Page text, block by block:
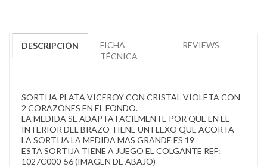
DESCRIPCIÓN
FICHA
TÉCNICA
REVIEWS
SORTIJA PLATA VICEROY CON CRISTAL VIOLETA CON
2 CORAZONES EN EL FONDO.
LA MEDIDA SE ADAPTA FACILMENTE POR QUE EN EL
INTERIOR DEL BRAZO TIENE UN FLEXO QUE ACORTA
LA SORTIJA LA MEDIDA MAS GRANDE ES 19
ESTA SORTIJA TIENE A JUEGO EL COLGANTE REF:
1027C000-56 (IMAGEN DE ABAJO)